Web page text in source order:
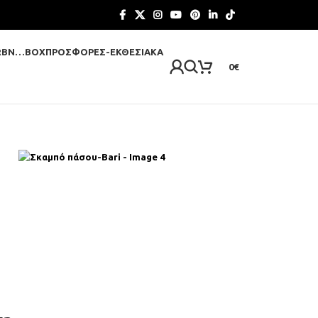
ΠΡΟΣΦΟΡΈΣ-ΕΚΘΕΣΙΑΚΆ
0€